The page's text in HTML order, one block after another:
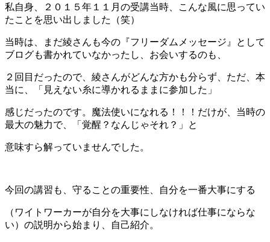
私自身、２０１５年１１月の受講当時、こんな風に思ってい
たことを思い出しました（笑）
当時は、まだ綾さんも今の『フリーダムメッセージ』として
ブログも書かれていなかったし、お会いするのも、
２回目だったので、綾さんがどんな方かも分らず、ただ、本
当に、「見えない糸に導かれるままに参加した」
感じだったのです。 魔法使いになれる！！！だけが、当時の
最大の魅力で、「覚醒？なんじゃそれ？」と
意味すら解っていませんでした。
今回の講習も、守ることの重要性、自分を一番大事にする
（ワイトワーカーが自分を大事にしなければ仕事にならな
い） の説明から始まり、自己紹介。